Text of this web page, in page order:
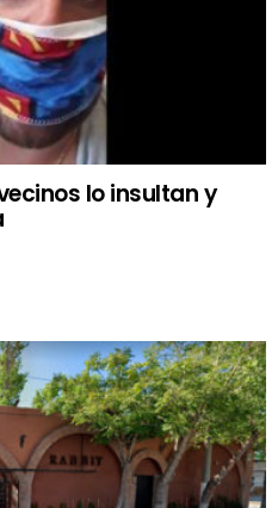
lo insultan y